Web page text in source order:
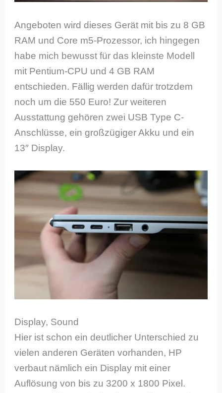
Angeboten wird dieses Gerät mit bis zu 8 GB
RAM und Core m5-Prozessor, ich hingegen
habe mich bewusst für das kleinste Modell
mit Pentium-CPU und 4 GB RAM
entschieden. Fällig werden dafür trotzdem
noch um die 550 Euro! Zur weiteren
Ausstattung gehören zwei USB Type C-
Anschlüsse, ein großzügiger Akku und ein
13″ Display.
Display, Sound
Hier ist schon ein deutlicher Unterschied zu
vielen anderen Geräten vorhanden, HP
verbaut nämlich ein Display mit einer
Auflösung von bis zu 3200 x 1800 Pixel.